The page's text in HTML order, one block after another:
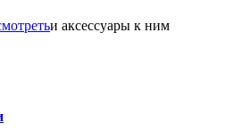
и аксессуары к ним